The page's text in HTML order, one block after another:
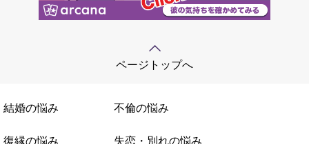
ページトップへ
結婚の悩み 不倫の悩み
復縁の悩み 失恋・別れの悩み